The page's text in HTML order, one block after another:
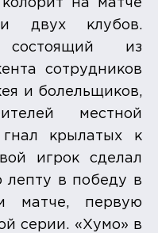
на матче
двух клубов.
состоящий из
сотрудников
и болельщиков,
местной
гнал крылатых к
игрок сделал
лепту в победу в
матче, первую
серии. «Хумо» в